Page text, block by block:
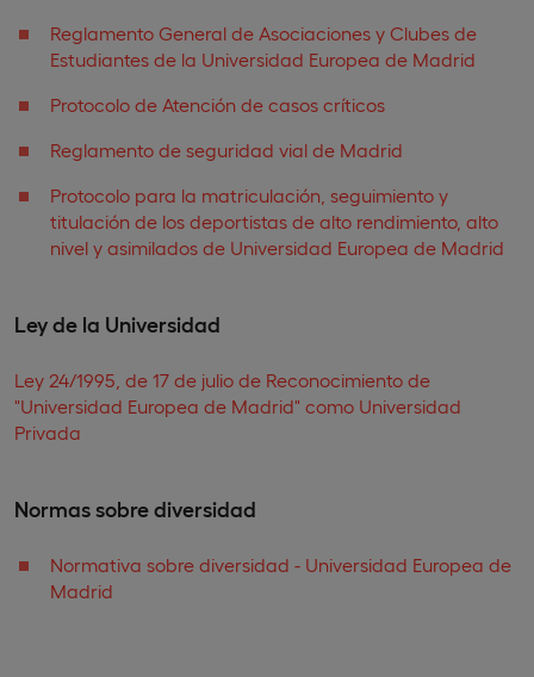
Reglamento General de Asociaciones y Clubes de
Estudiantes de la Universidad Europea de Madrid
Protocolo de Atención de casos críticos
Reglamento de seguridad vial de Madrid
Protocolo para la matriculación, seguimiento y
titulación de los deportistas de alto rendimiento, alto
nivel y asimilados de Universidad Europea de Madrid
Ley de la Universidad
Ley 24/1995, de 17 de julio de Reconocimiento de
"Universidad Europea de Madrid" como Universidad
Privada
Normas sobre diversidad
Normativa sobre diversidad - Universidad Europea de
Madrid